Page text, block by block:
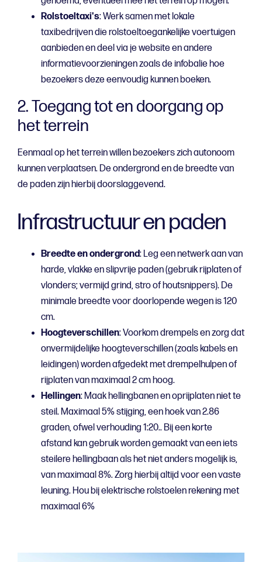
Rolstoeltaxi's: Werk samen met lokale
taxibedrijven die rolstoeltoegankelijke voertuigen
aanbieden en deel via je website en andere
informatievoorzieningen zoals de infobalie hoe
bezoekers deze eenvoudig kunnen boeken.
2. Toegang tot en doorgang op
het terrein
Eenmaal op het terrein willen bezoekers zich autonoom
kunnen verplaatsen. De ondergrond en de breedte van
de paden zijn hierbij doorslaggevend.
Infrastructuur en paden
Breedte en ondergrond: Leg een netwerk aan van
harde, vlakke en slipvrije paden (gebruik rijplaten of
vlonders; vermijd grind, stro of houtsnippers). De
minimale breedte voor doorlopende wegen is 120
cm.
Hoogteverschillen: Voorkom drempels en zorg dat
onvermijdelijke hoogteverschillen (zoals kabels en
leidingen) worden afgedekt met drempelhulpen of
rijplaten van maximaal 2 cm hoog.
Hellingen: Maak hellingbanen en oprijplaten niet te
steil. Maximaal 5% stijging, een hoek van 2.86
graden, ofwel verhouding 1:20.. Bij een korte
afstand kan gebruik worden gemaakt van een iets
steilere hellingbaan als het niet anders mogelijk is,
van maximaal 8%. Zorg hierbij altijd voor een vaste
leuning. Hou bij elektrische rolstoelen rekening met
maximaal 6%